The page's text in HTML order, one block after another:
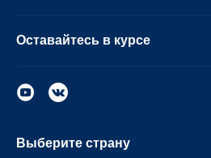
Оставайтесь в курсе
Выберите страну